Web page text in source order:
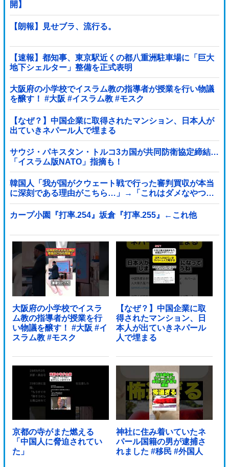
開】
【朗報】見せブラ、流行る。
【速報】都知事、東京駅近くの都八重洲駐車場に「巨大
地下シェルター」整備を正式表明
大阪府の小学校でイスラム教の指導者が授業を行い物議
を醸す！ #大阪 #イスラム教 #モスク
【なぜ？】中国企業に取得されたマンション、日本人が
出ていきネパール人で埋まる
サウジ・パキスタン・トルコ3カ国が共同防衛協定締結…
「イスラム版NATO」指摘も！
韓国人「我が国がクウェート戦で行った審判買収が本当
に深刻である理由がこちら…」→「これはダメなやつ…
（ブルブル」＝韓国の反応
カープ小園『打率.254』坂倉『打率.255』←これ他
大阪府の小学校でイスラ
ム教の指導者が授業を行
い物議を醸す！ #大阪 #イ
スラム教 #モスク
【なぜ？】中国企業に取
得されたマンション、日
本人が出ていきネパール
人で埋まる
京都の寺がまた燃える
「中国人に脅迫されてい
た」
神社に住み着いていたネ
パール国籍の男が逮捕さ
れました #移民 #外国人